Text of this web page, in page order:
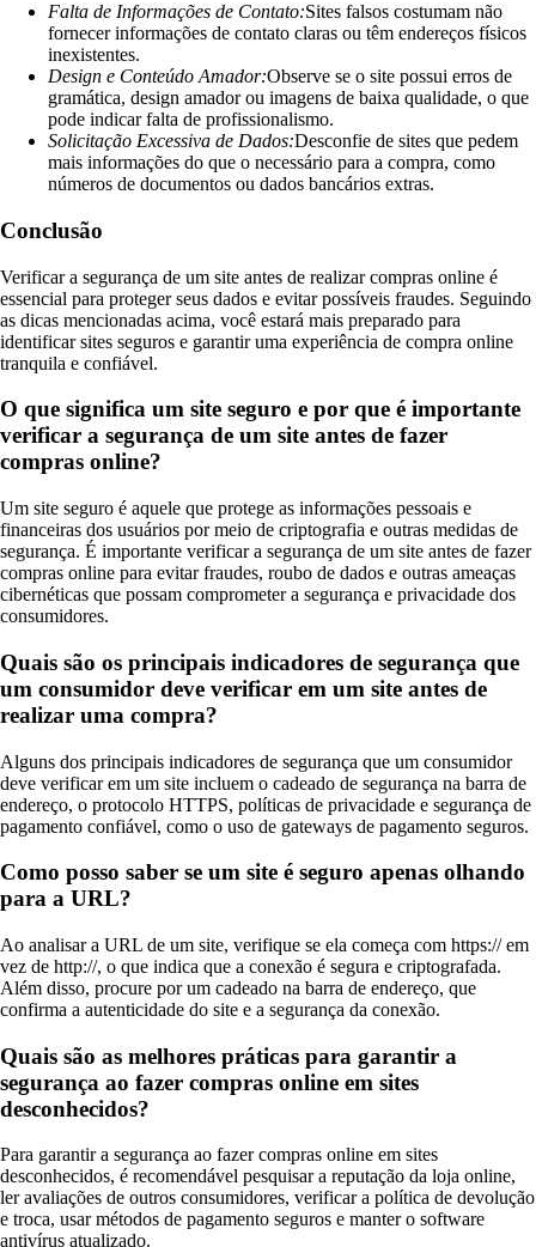
Falta de Informações de Contato:Sites falsos costumam não
fornecer informações de contato claras ou têm endereços físicos
inexistentes.
Design e Conteúdo Amador:Observe se o site possui erros de
gramática, design amador ou imagens de baixa qualidade, o que
pode indicar falta de profissionalismo.
Solicitação Excessiva de Dados:Desconfie de sites que pedem
mais informações do que o necessário para a compra, como
números de documentos ou dados bancários extras.
Conclusão
Verificar a segurança de um site antes de realizar compras online é
essencial para proteger seus dados e evitar possíveis fraudes. Seguindo
as dicas mencionadas acima, você estará mais preparado para
identificar sites seguros e garantir uma experiência de compra online
tranquila e confiável.
O que significa um site seguro e por que é importante
verificar a segurança de um site antes de fazer
compras online?
Um site seguro é aquele que protege as informações pessoais e
financeiras dos usuários por meio de criptografia e outras medidas de
segurança. É importante verificar a segurança de um site antes de fazer
compras online para evitar fraudes, roubo de dados e outras ameaças
cibernéticas que possam comprometer a segurança e privacidade dos
consumidores.
Quais são os principais indicadores de segurança que
um consumidor deve verificar em um site antes de
realizar uma compra?
Alguns dos principais indicadores de segurança que um consumidor
deve verificar em um site incluem o cadeado de segurança na barra de
endereço, o protocolo HTTPS, políticas de privacidade e segurança de
pagamento confiável, como o uso de gateways de pagamento seguros.
Como posso saber se um site é seguro apenas olhando
para a URL?
Ao analisar a URL de um site, verifique se ela começa com https:// em
vez de http://, o que indica que a conexão é segura e criptografada.
Além disso, procure por um cadeado na barra de endereço, que
confirma a autenticidade do site e a segurança da conexão.
Quais são as melhores práticas para garantir a
segurança ao fazer compras online em sites
desconhecidos?
Para garantir a segurança ao fazer compras online em sites
desconhecidos, é recomendável pesquisar a reputação da loja online,
ler avaliações de outros consumidores, verificar a política de devolução
e troca, usar métodos de pagamento seguros e manter o software
antivírus atualizado.